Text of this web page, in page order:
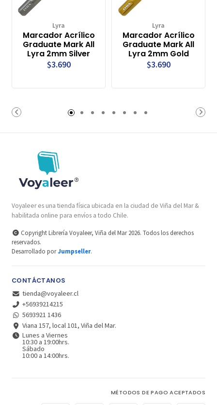
Lyra
Marcador Acrílico
Graduate Mark All
Lyra 2mm Silver
$3.690
Lyra
Marcador Acrílico
Graduate Mark All
Lyra 2mm Gold
$3.690
Voyaleer es una tienda física ubicada en la ciudad de Viña del Mar &
habilitada online para envíos a todo Chile.
Copyright Librería Voyaleer, Viña del Mar 2026. Todos los derechos
reservados.
Desarrollado porJumpseller.
CONTÁCTANOS
tienda@voyaleer.cl
+56939214215
5693921 1436
Viana 157, local 101, Viña del Mar.
Lunes a Viernes
10:30 a 19:00hrs.
Sábado
10:00 a 14:00hrs.
MÉTODOS DE PAGO ACEPTADOS